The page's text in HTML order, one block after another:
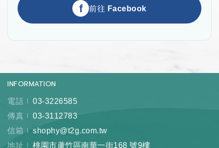
f 前往 Facebook
INFORMATION
電話
03-3226585
傳真
03-3112783
信箱
shophy@t2g.com.tw
地址
桃園市蘆竹區南華一街168 號9樓